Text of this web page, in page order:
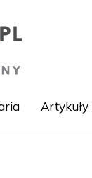
Artykuły